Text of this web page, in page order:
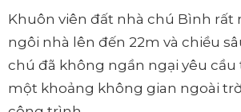
Khuôn viên đất nhà chú Bình rất
ngôi nhà lên đến 22m và chiều
chú đã không ngần ngại yêu
một khoảng không gian ngoài